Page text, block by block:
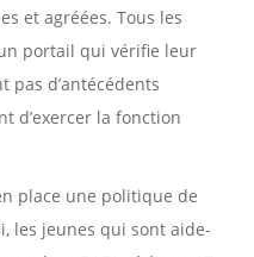
et agréées. Tous les
portail qui vérifie leur
pas d’antécédents
d’exercer la fonction
place une politique de
les jeunes qui sont aide-